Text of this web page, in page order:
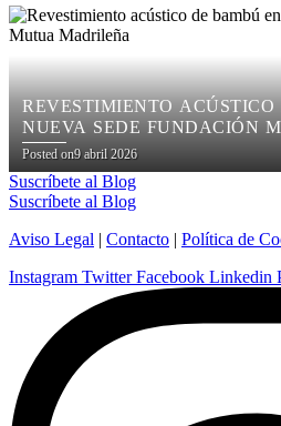
REVESTIMIENTO
NUEVA SEDE FUNDACIÓN
Posted on9 abril 2026
Suscríbete al Blog
Suscríbete al Blog
Aviso Legal | Contacto | Política de
Instagram Twitter Facebook Linkedin